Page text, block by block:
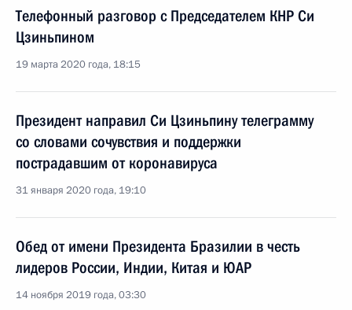
Телефонный разговор с Председателем КНР Си
Цзиньпином
19 марта 2020 года, 18:15
Президент направил Си Цзиньпину телеграмму
со словами сочувствия и поддержки
пострадавшим от коронавируса
31 января 2020 года, 19:10
Обед от имени Президента Бразилии в честь
лидеров России, Индии, Китая и ЮАР
14 ноября 2019 года, 03:30